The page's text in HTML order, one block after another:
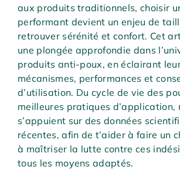
aux produits traditionnels, choisir
performant devient un enjeu de
retrouver sérénité et confort. Cet
une plongée approfondie dans
produits anti-poux, en éclairant
mécanismes, performances et
d’utilisation. Du cycle de vie des
meilleures pratiques d’application,
s’appuient sur des données
récentes, afin de t’aider à faire un
à maîtriser la lutte contre ces
tous les moyens adaptés.